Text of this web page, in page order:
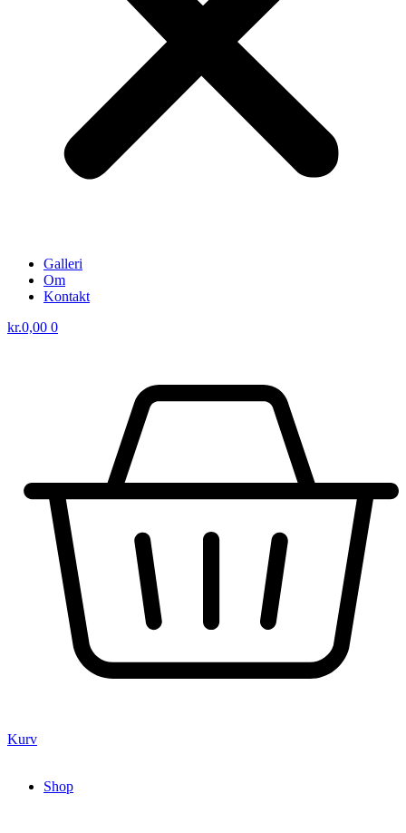
Galleri
Om
Kontakt
kr.0,00 0
Kurv
Shop